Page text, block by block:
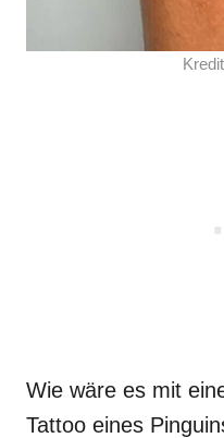
Wie wäre es mit
Tattoo eines